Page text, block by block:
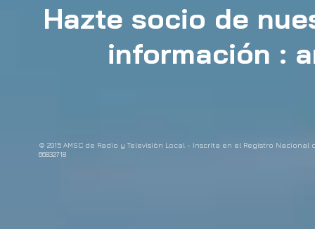
Hazte socio de
información :
© 2015 AMSC de Radio y Televisión Local - Inscrita en el Registro
66832718